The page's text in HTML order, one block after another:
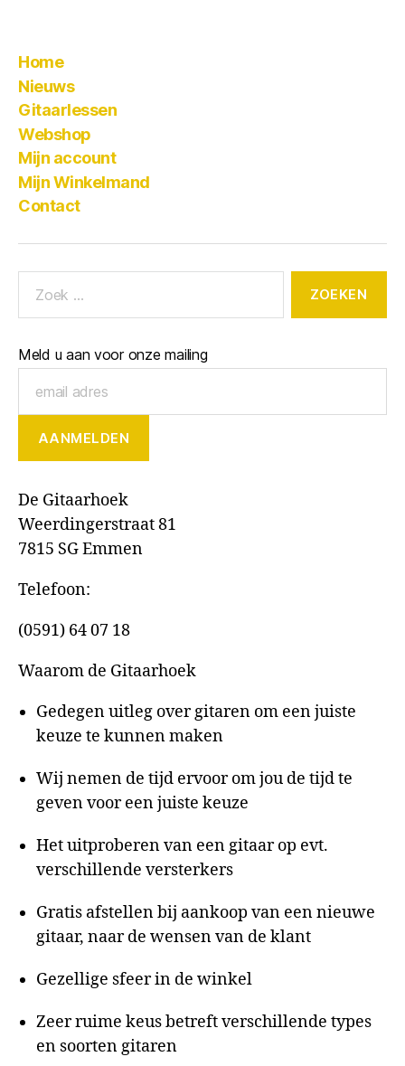
Home
Nieuws
Gitaarlessen
Webshop
Mijn account
Mijn Winkelmand
Contact
Meld u aan voor onze mailing
De Gitaarhoek
Weerdingerstraat 81
7815 SG Emmen
Telefoon:
(0591) 64 07 18
Waarom de Gitaarhoek
Gedegen uitleg over gitaren om een juiste
keuze te kunnen maken
Wij nemen de tijd ervoor om jou de tijd te
geven voor een juiste keuze
Het uitproberen van een gitaar op evt.
verschillende versterkers
Gratis afstellen bij aankoop van een nieuwe
gitaar, naar de wensen van de klant
Gezellige sfeer in de winkel
Zeer ruime keus betreft verschillende types
en soorten gitaren